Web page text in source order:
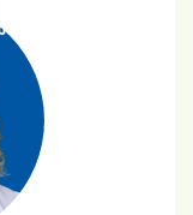
(USA)